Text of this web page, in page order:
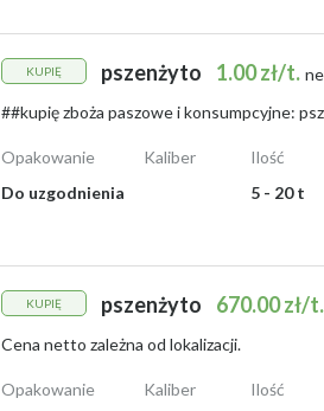
KUPIĘ pszenżyto 1.00 zł/t.
Opakowanie
Do uzgodnienia
Kaliber
Ilość
5 - 20 t
KUPIĘ pszenżyto 670.00 zł/t.
Cena netto zależna od lokalizacji.
Opakowanie
Kaliber
Ilość